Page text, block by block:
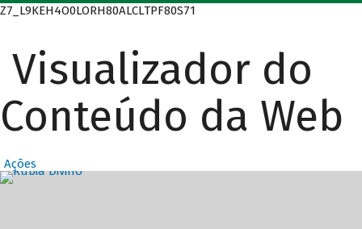
Z7_L9KEH4O0LORH80ALCLTPF80S71
Visualizador do
Conteúdo da Web
Ações
Destaques